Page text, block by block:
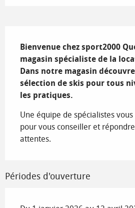
Bienvenue chez sport2000
magasin spécialiste de la
Dans notre magasin
sélection de skis pour tous
les pratiques.
Une équipe de spécialistes
pour vous conseiller et
attentes.
Périodes d'ouverture